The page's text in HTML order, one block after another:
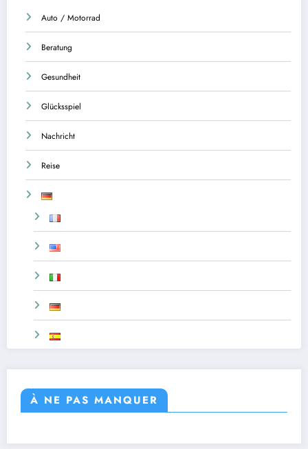
Auto / Motorrad
Beratung
Gesundheit
Glücksspiel
Nachricht
Reise
À NE PAS MANQUER